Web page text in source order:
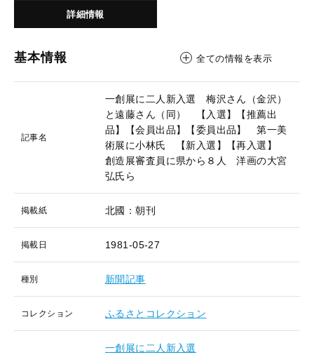
詳細情報
基本情報 全ての情報を表示
記事名
一創展に二人新入選 梅沢さん（金沢）
と遠藤さん（同） 【入選】【推薦出
品】【会員出品】【委員出品】 第一美
術展に小林氏 【新入選】【再入選】
創造展審査員に県から８人 洋画の大宮
弘氏ら
掲載紙 北國：朝刊
掲載日 1981-05-27
種別 新聞記事
コレクション ふるさとコレクション
一創展に二人新入選